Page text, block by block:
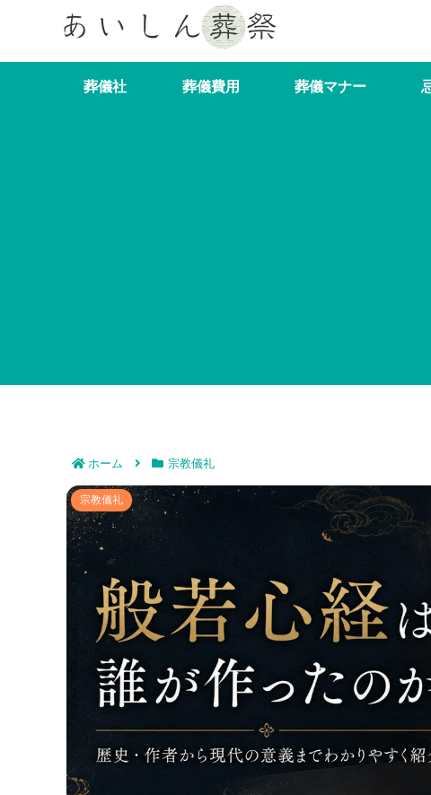
葬儀社 葬儀費用 葬儀マナー
ホーム 宗教儀礼
般若心経は誰が作ったのか徹底解説｜歴史・
宗教儀礼